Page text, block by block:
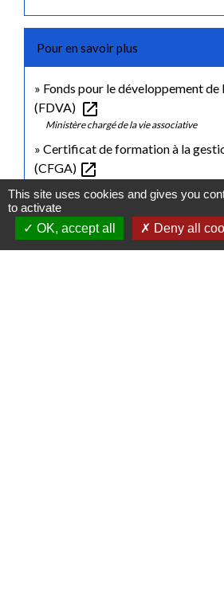
Pour en savoir plus
Fonds pour le développement de
(FDVA) open_in_new
Ministère chargé de la vie associative
Certificat de formation à la
(CFGA) open_in_new
Signaler une
This site uses cookies and gives you
to activate
OK, accept all
Deny all